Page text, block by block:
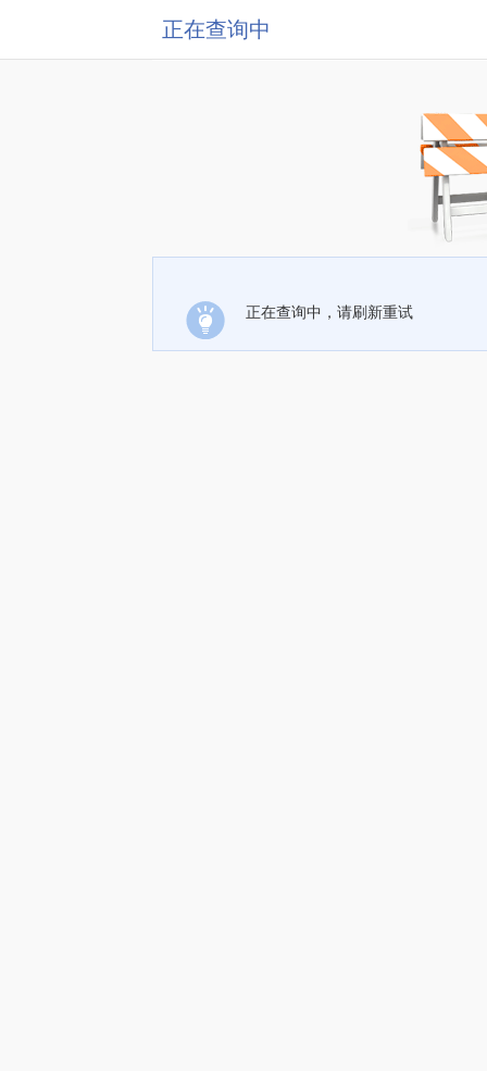
正在查询中
正在查询中，请刷新重试